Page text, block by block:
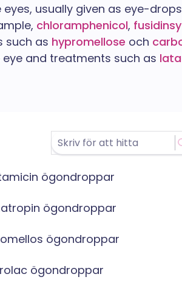
usually given as eye-
chloramphenicol,
such as hypromellose och
and treatments such as
ögondroppar
ögondroppar
ögondroppar
ögondroppar